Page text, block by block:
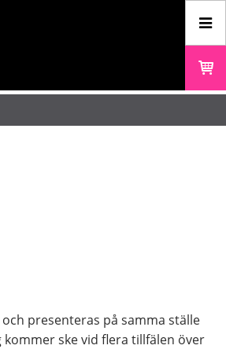
presenteras på samma ställe
ske vid flera tillfälen över